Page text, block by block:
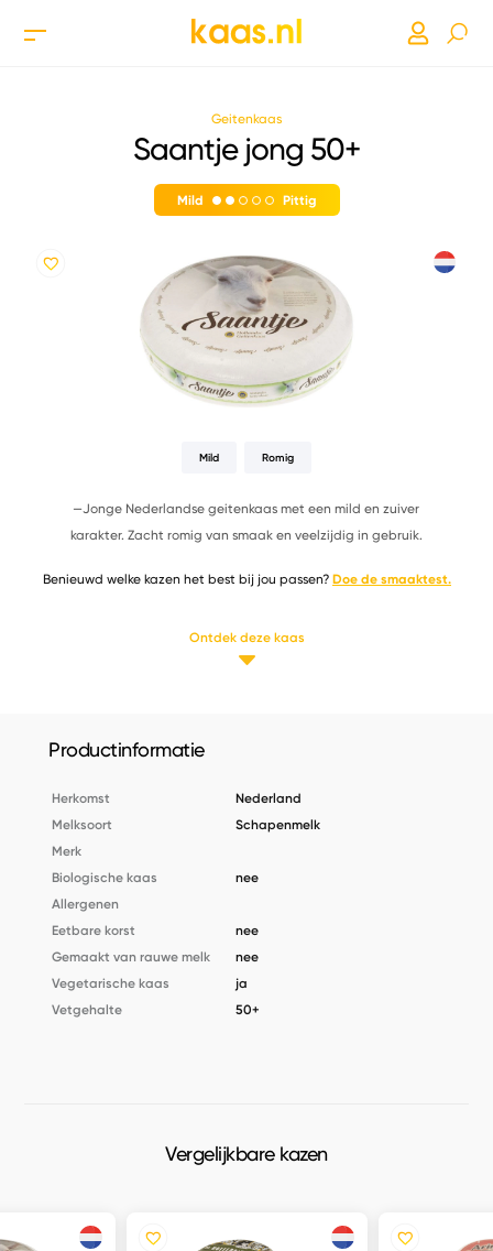
Geitenkaas
Saantje jong 50+
Mild Pittig
Mild Romig
—Jonge Nederlandse geitenkaas met een mild en zuiver
karakter. Zacht romig van smaak en veelzijdig in gebruik.
Benieuwd welke kazen het best bij jou passen? Doe de smaaktest.
Ontdek deze kaas
Productinformatie
Herkomst
Nederland
Melksoort
Schapenmelk
Merk
Biologische kaas
nee
Allergenen
Eetbare korst
nee
Gemaakt van rauwe melk
nee
Vegetarische kaas
ja
Vetgehalte
50+
Vergelijkbare kazen